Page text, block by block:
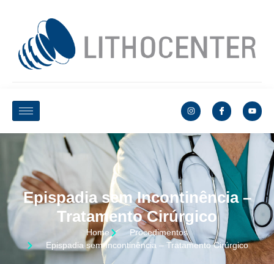
Epispadia sem Incontinência –
Tratamento Cirúrgico
Home
Procedimentos
Epispadia sem Incontinência – Tratamento Cirúrgico